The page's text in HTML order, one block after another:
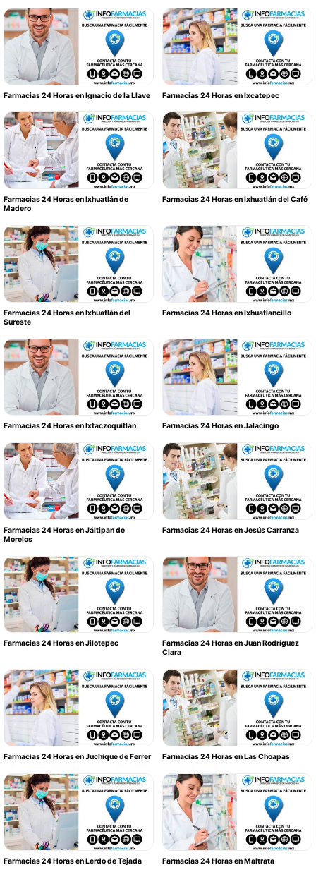
Farmacias 24 Horas en Ignacio de la Llave Farmacias 24 Horas en Ixcatepec
Farmacias 24 Horas en Ixhuatlán de
Madero
Farmacias 24 Horas en Ixhuatlán del Café
Farmacias 24 Horas en Ixhuatlán del
Sureste
Farmacias 24 Horas en Ixhuatlancillo
Farmacias 24 Horas en Ixtaczoquitlán Farmacias 24 Horas en Jalacingo
Farmacias 24 Horas en Jáltipan de
Morelos
Farmacias 24 Horas en Jesús Carranza
Farmacias 24 Horas en Jilotepec
Farmacias 24 Horas en Juan Rodríguez
Clara
Farmacias 24 Horas en Juchique de Ferrer Farmacias 24 Horas en Las Choapas
Farmacias 24 Horas en Lerdo de Tejada Farmacias 24 Horas en Maltrata